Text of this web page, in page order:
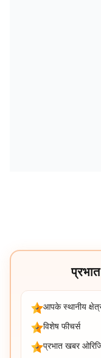
आपके स्थानीय
विशेष फीचर्स
प्रभात खबर